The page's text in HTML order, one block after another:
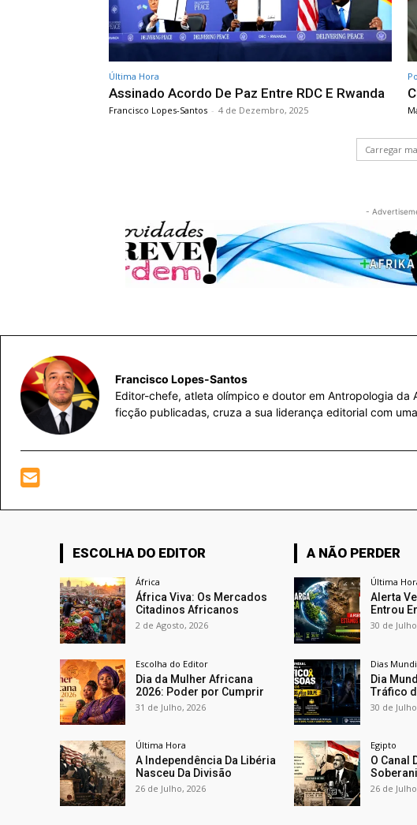
Última Hora
Assinado Acordo De Paz Entre RDC E Rwanda
Francisco Lopes-Santos - 4 de Dezembro, 2025
Carregar
-
Francisco Lopes-Santos
Editor-chefe, atleta olímpico e doutor em Antropologia da
ficção publicadas, cruza a sua liderança editorial com
ESCOLHA DO EDITOR
África
África Viva: Os Mercados
Citadinos Africanos
2 de Agosto, 2026
Escolha do Editor
Dia da Mulher Africana
2026: Poder por Cumprir
31 de Julho, 2026
Última Hora
A Independência Da Libéria
Nasceu Da Divisão
26 de Julho, 2026
A NÃO PERDER
Última
Alerta
Entrou
30 de
Dias
Dia
Tráfico
30 de
Egipto
O Canal
26 de